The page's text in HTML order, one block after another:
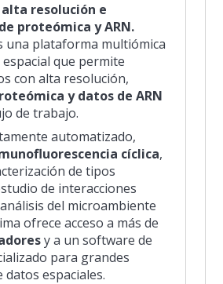
resolución e
proteómica y ARN.
una plataforma multiómica
que permite
con alta resolución,
y datos de ARN
de trabajo.
automatizado,
cíclica,
de tipos
de interacciones
del microambiente
ofrece acceso a más de
y a un software de
para grandes
datos espaciales.